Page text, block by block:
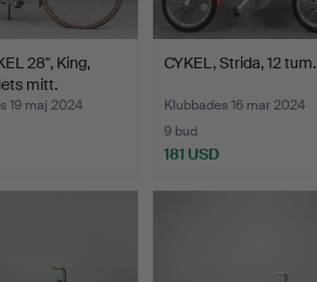
28", King,
mitt.
19 maj 2024
CYKEL, Strida, 12 tum.
Klubbades 16 mar 2024
9 bud
181 USD